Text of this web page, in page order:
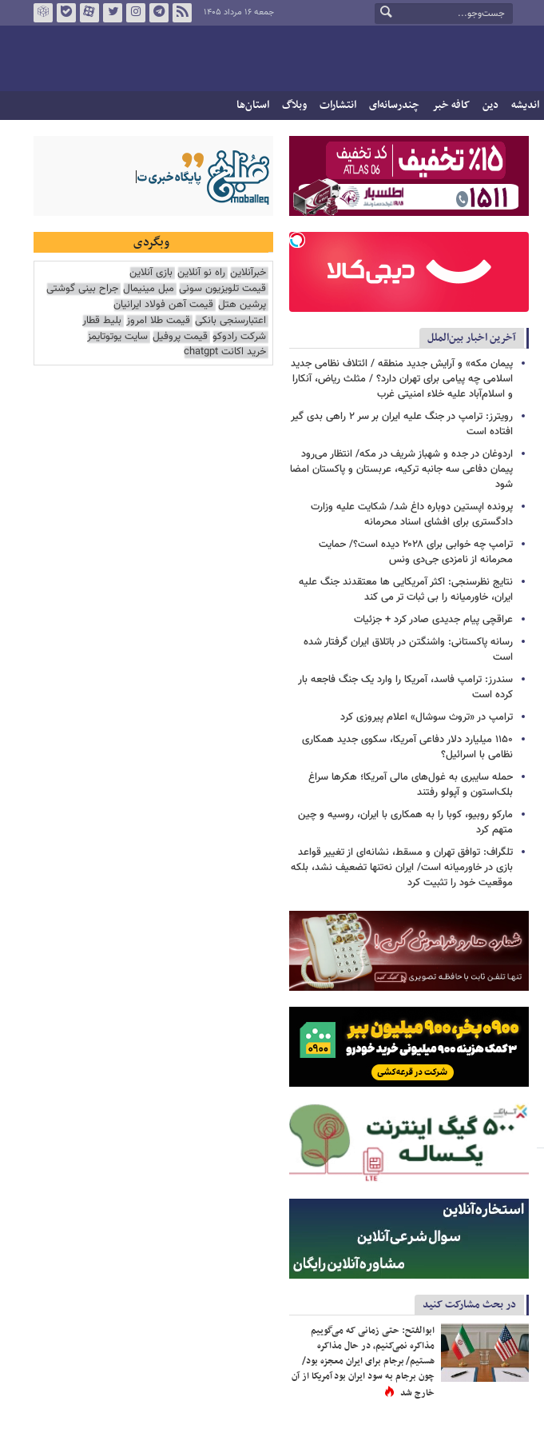
جمعه ۱۶ مرداد ۱۴۰۵
اندیشه دین کافه خبر چندرسانه‌ای انتشارات وبلاگ استان‌ها
آخرین اخبار بین‌الملل
پیمان مکه» و آرایش جدید منطقه / ائتلاف نظامی جدید
اسلامی چه پیامی برای تهران دارد؟ / مثلث ریاض، آنکارا
و اسلام‌آباد علیه خلاء امنیتی غرب
رویترز: ترامپ در جنگ علیه ایران بر سر ۲ راهی بدی گیر
افتاده است
اردوغان در جده و شهباز شریف در مکه/ انتظار می‌رود
پیمان دفاعی سه جانبه ترکیه، عربستان و پاکستان امضا
شود
پرونده اپستین دوباره داغ شد/ شکایت علیه وزارت
دادگستری برای افشای اسناد محرمانه
ترامپ چه خوابی برای ۲۰۲۸ دیده است؟/ حمایت
محرمانه از نامزدی جی‌دی ونس
نتایج نظرسنجی: اکثر آمریکایی ها معتقدند جنگ علیه
ایران، خاورمیانه را بی ثبات تر می کند
عراقچی پیام جدیدی صادر کرد + جزئیات
رسانه پاکستانی: واشنگتن در باتلاق ایران گرفتار شده
است
سندرز: ترامپ فاسد، آمریکا را وارد یک جنگ فاجعه بار
کرده است
ترامپ در «تروث سوشال» اعلام پیروزی کرد
۱۱۵۰ میلیارد دلار دفاعی آمریکا، سکوی جدید همکاری
نظامی با اسرائیل؟
حمله سایبری به غول‌های مالی آمریکا؛ هکرها سراغ
بلک‌استون و آپولو رفتند
مارکو روبیو، کوبا را به همکاری با ایران، روسیه و چین
متهم کرد
تلگراف: توافق تهران و مسقط، نشانه‌ای از تغییر قواعد
بازی در خاورمیانه است/ ایران نه‌تنها تضعیف نشد، بلکه
موقعیت خود را تثبیت کرد
در بحث مشارکت کنید
ابوالفتح: حتی زمانی که می‌گوییم
مذاکره نمی‌کنیم، در حال مذاکره
هستیم/ برجام برای ایران معجزه بود/
چون برجام به سود ایران بود آمریکا از آن
خارج شد
وبگردی
خبرآنلاین راه نو آنلاین بازی آنلاین
قیمت تلویزیون سونی مبل مینیمال جراح بینی گوشتی
پرشین هتل قیمت آهن فولاد ایرانیان
اعتبارسنجی بانکی قیمت طلا امروز بلیط قطار
شرکت رادوکو قیمت پروفیل سایت یوتوتایمز
خرید اکانت chatgpt